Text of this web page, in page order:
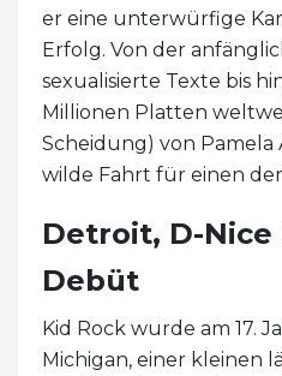
er eine unterwürfige
Erfolg. Von der
sexualisierte Texte bis
Millionen Platten
Scheidung) von Pamela
wilde Fahrt für einen
Detroit, D-Nice
Debüt
Kid Rock wurde am 17.
Michigan, einer kleinen